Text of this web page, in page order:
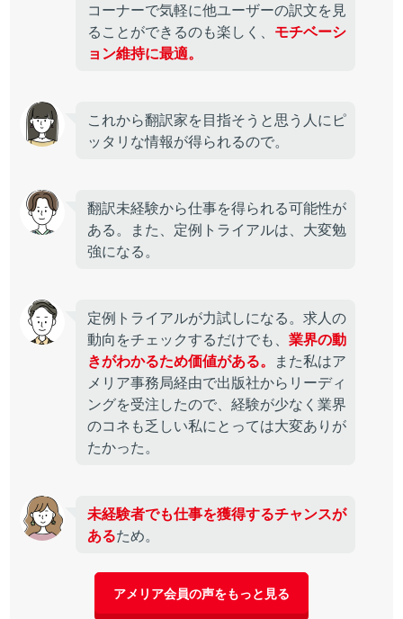
コーナーで気軽に他ユーザーの訳文を見
ることができるのも楽しく、 モチベーシ
ョン維持に最適。
これから翻訳家を目指そうと思う人にピ
ッタリな情報が得られるので。
翻訳未経験から仕事を得られる可能性が
ある。また、定例トライアルは、大変勉
強になる。
定例トライアルが力試しになる。求人の
動向をチェックするだけでも、 業界の動
きがわかるため価値がある。
また私はア
メリア事務局経由で出版社からリーディ
ングを受注したので、経験が少なく業界
のコネも乏しい私にとっては大変ありが
たかった。
未経験者でも仕事を獲得するチャンスが
あるため。
アメリア会員の声をもっと見る